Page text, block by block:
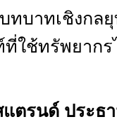
ทบาทเชิงกล
ใช้ทรัพยากร
แตรนด์ ประธ